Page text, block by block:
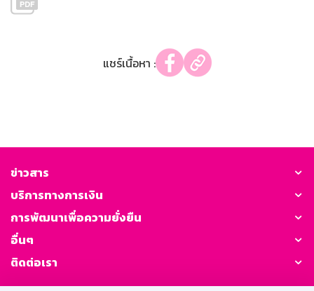
แชร์เนื้อหา :
ข่าวสาร
บริการทางการเงิน
การพัฒนาเพื่อความยั่งยืน
อื่นๆ
ติดต่อเรา